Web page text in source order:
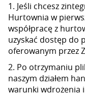
1. Jeśli chcesz
Hurtownia w
współpracę z
uzyskać dostęp do
oferowanym przez
2. Po otrzymaniu
naszym działem
warunki wdrożenia